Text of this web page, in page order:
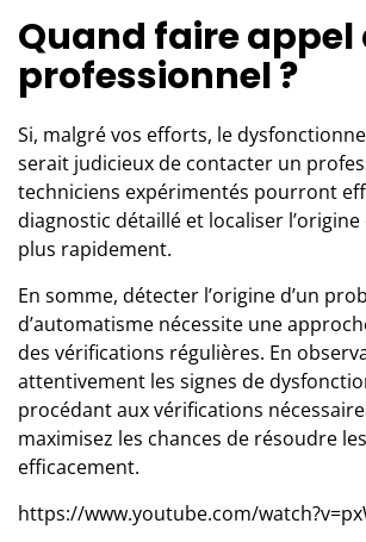
Quand faire appel
professionnel ?
Si, malgré vos efforts, le
serait judicieux de contacter un
techniciens expérimentés pourront
diagnostic détaillé et localiser
plus rapidement.
En somme, détecter l’origine d’un
d’automatisme nécessite une
des vérifications régulières. En
attentivement les signes de
procédant aux vérifications
maximisez les chances de résoudre
efficacement.
https://www.youtube.com/